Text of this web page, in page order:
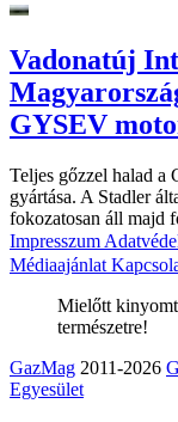
Vadonatúj
GYSEV
Teljes gőzzel halad
gyártása. A Stadler
fokozatosan áll majd
Impresszum
Médiaajánlat
Mielőtt
természetre!
GazMag 2011-2026
Egyesület